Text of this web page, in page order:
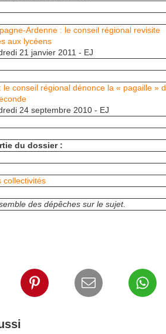
Ardenne : le conseil régional revisite
aux lycéens
21 janvier 2011 - EJ
conseil régional dénonce la « pagaille »
24 septembre 2010 - EJ
du dossier :
collectivités
des dépêches sur le sujet.